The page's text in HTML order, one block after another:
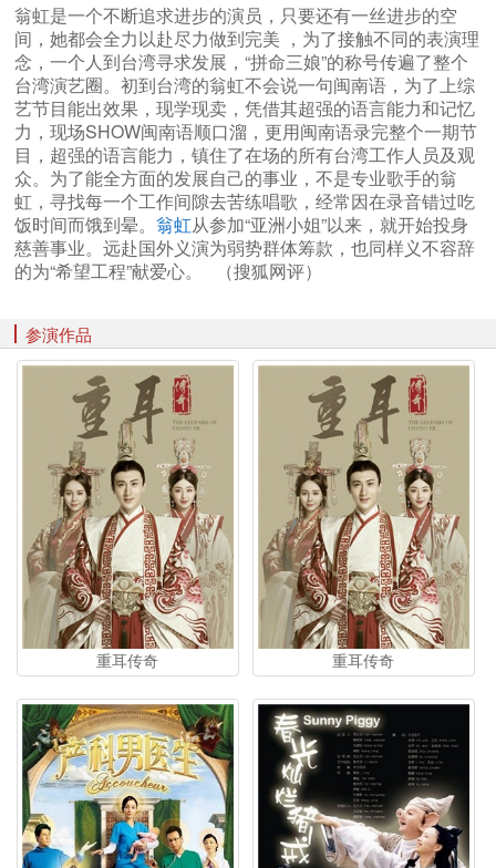
翁虹是一个不断追求进步的演员，只要还有一丝进步的空
间，她都会全力以赴尽力做到完美 ，为了接触不同的表演理
念，一个人到台湾寻求发展，“拼命三娘”的称号传遍了整个
台湾演艺圈。初到台湾的翁虹不会说一句闽南语，为了上综
艺节目能出效果，现学现卖，凭借其超强的语言能力和记忆
力，现场SHOW闽南语顺口溜，更用闽南语录完整个一期节
目，超强的语言能力，镇住了在场的所有台湾工作人员及观
众。为了能全方面的发展自己的事业，不是专业歌手的翁
虹，寻找每一个工作间隙去苦练唱歌，经常因在录音错过吃
饭时间而饿到晕。 翁虹从参加“亚洲小姐”以来，就开始投身
慈善事业。远赴国外义演为弱势群体筹款，也同样义不容辞
的为“希望工程”献爱心。 （搜狐网评）
参演作品
重耳传奇 重耳传奇